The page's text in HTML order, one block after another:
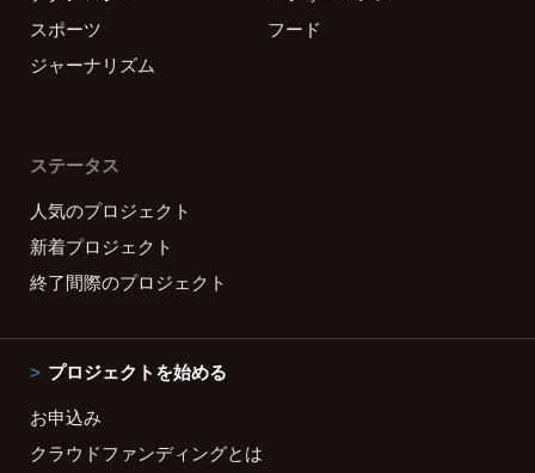
スポーツ
フード
ジャーナリズム
ステータス
人気のプロジェクト
新着プロジェクト
終了間際のプロジェクト
プロジェクトを始める
お申込み
クラウドファンディングとは